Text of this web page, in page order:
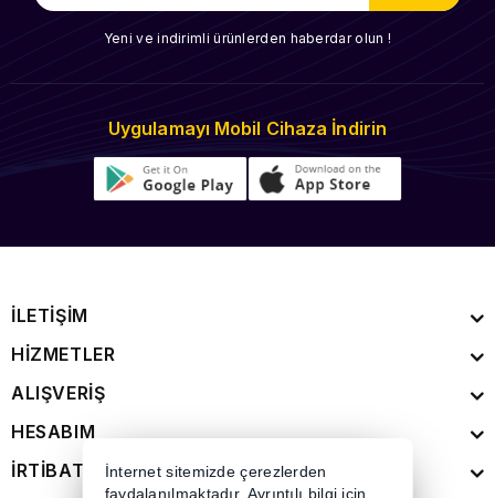
Yeni ve indirimli ürünlerden haberdar olun !
Uygulamayı Mobil Cihaza İndirin
İLETİŞİM
HİZMETLER
ALIŞVERİŞ
HESABIM
İRTİBAT
İnternet sitemizde çerezlerden
faydalanılmaktadır. Ayrıntılı bilgi için